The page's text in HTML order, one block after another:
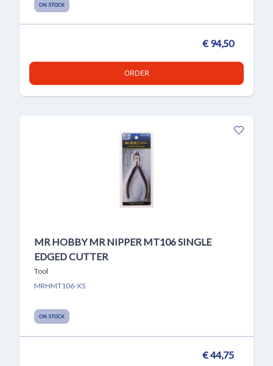
ON STOCK
€ 94,50
ORDER
MR HOBBY MR NIPPER MT106 SINGLE
EDGED CUTTER
Tool
MRHMT106-XS
ON STOCK
€ 44,75